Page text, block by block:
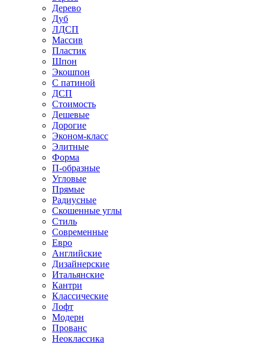
Дерево
Дуб
ЛДСП
Массив
Пластик
Шпон
Экошпон
С патиной
ДСП
Стоимость
Дешевые
Дорогие
Эконом-класс
Элитные
Форма
П-образные
Угловые
Прямые
Радиусные
Скошенные углы
Стиль
Современные
Евро
Английские
Дизайнерские
Итальянские
Кантри
Классические
Лофт
Модерн
Прованс
Неоклассика